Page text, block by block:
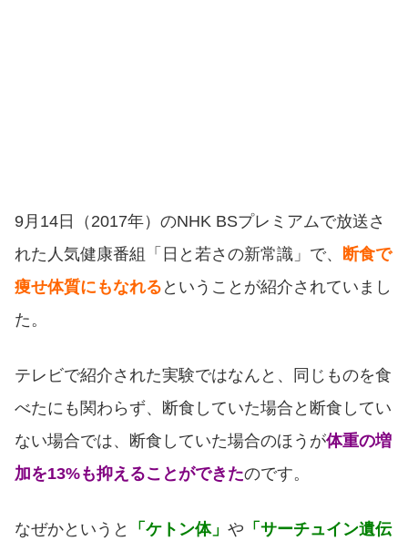
9月14日（2017年）のNHK BSプレミアムで放送さ
れた人気健康番組「日と若さの新常識」で、 断食で
痩せ体質にもなれる ということが紹介されていまし
た。
テレビで紹介された実験ではなんと、同じものを食
べたにも関わらず、断食していた場合と断食してい
ない場合では、断食していた場合のほうが体重の増
加を13%も抑えることができたのです。
なぜかというと 「ケトン体」 や 「サーチュイン遺伝